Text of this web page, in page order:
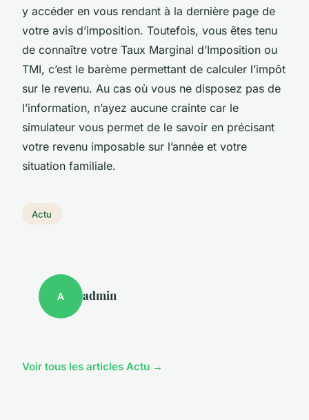
y accéder en vous rendant à la dernière page de
votre avis d’imposition. Toutefois, vous êtes tenu
de connaître votre Taux Marginal d’Imposition ou
TMI, c’est le barème permettant de calculer l’impôt
sur le revenu. Au cas où vous ne disposez pas de
l’information, n’ayez aucune crainte car le
simulateur vous permet de le savoir en précisant
votre revenu imposable sur l’année et votre
situation familiale.
Actu
A admin
Voir tous les articles Actu →